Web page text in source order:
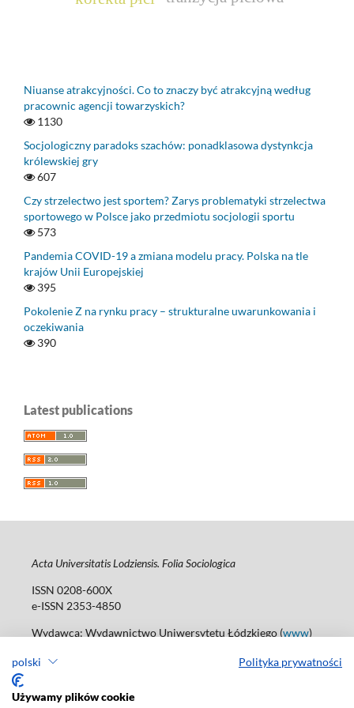
polski Polityka prywatności
Używamy plików cookie
Niuanse atrakcyjności. Co to znaczy być atrakcyjną według
pracownic agencji towarzyskich?
1130
Socjologiczny paradoks szachów: ponadklasowa dystynkcja
królewskiej gry
607
Czy strzelectwo jest sportem? Zarys problematyki strzelectwa
sportowego w Polsce jako przedmiotu socjologii sportu
573
Pandemia COVID-19 a zmiana modelu pracy. Polska na tle
krajów Unii Europejskiej
395
Pokolenie Z na rynku pracy – strukturalne uwarunkowania i
oczekiwania
390
Latest publications
Acta Universitatis Lodziensis. Folia Sociologica
ISSN 0208-600X
e-ISSN 2353-4850
Wydawca: Wydawnictwo Uniwersytetu Łódzkiego (www)
Tel.: 42 235 01 65, fax: 42 66 55 86